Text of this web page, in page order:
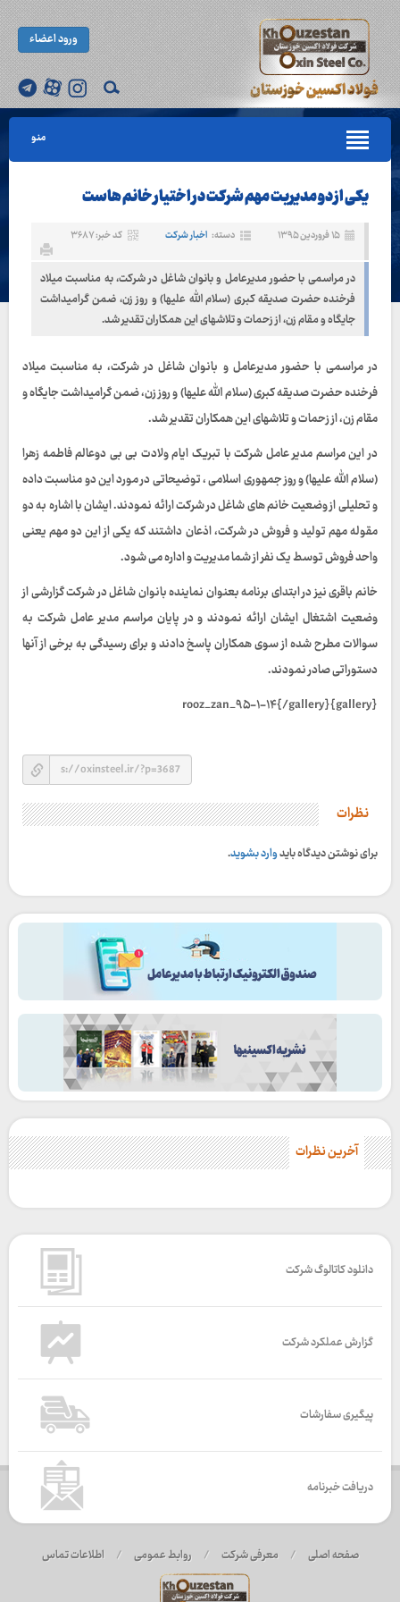
ورود اعضاء
منو
یکی از دو مدیریت مهم شرکت در اختیار خانم هاست
۱۵ فروردین ۱۳۹۵ دسته: اخبار شرکت کد خبر: ۳۶۸۷
در مراسمی با حضور مدیرعامل و بانوان شاغل در شرکت، به مناسبت میلاد
فرخنده حضرت صدیقه کبری (سلام الله علیها) و روز زن، ضمن گرامیداشت
جایگاه و مقام زن، از زحمات و تلاشهای این همکاران تقدیر شد.
در مراسمی با حضور مدیرعامل و بانوان شاغل در شرکت، به مناسبت میلاد
فرخنده حضرت صدیقه کبری (سلام الله علیها) و روز زن، ضمن گرامیداشت جایگاه و
مقام زن، از زحمات و تلاشهای این همکاران تقدیر شد.
در این مراسم مدیر عامل شرکت با تبریک ایام ولادت بی بی دوعالم فاطمه زهرا
(سلام الله علیها) و روز جمهوری اسلامی ، توضیحاتی در مورد این دو مناسبت داده
و تحلیلی از وضعیت خانم های شاغل در شرکت ارائه نمودند. ایشان با اشاره به دو
مقوله مهم تولید و فروش در شرکت، اذعان داشتند که یکی از این دو مهم یعنی
واحد فروش توسط یک نفر از شما مدیریت و اداره می شود.
خانم باقری نیز در ابتدای برنامه بعنوان نماینده بانوان شاغل در شرکت گزارشی از
وضعیت اشتغال ایشان ارائه نمودند و در پایان مراسم مدیر عامل شرکت به
سوالات مطرح شده از سوی همکاران پاسخ دادند و برای رسیدگی به برخی از آنها
دستوراتی صادر نمودند.
{gallery}rooz_zan_۹۵-۱-۱۴{/gallery}
نظرات
برای نوشتن دیدگاه بایدوارد بشوید.
آخرین نظرات
دانلود کاتالوگ شرکت
گزارش عملکرد شرکت
پیگیری سفارشات
دریافت خبرنامه
صفحه اصلی / معرفی شرکت / روابط عمومی / اطلاعات تماس